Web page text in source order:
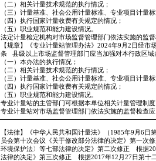
（二）相关计量技术规范的执行情况；
（三）计量基准、社会公用计量标准、专业项目计量
（四）执行国家计量收费有关规定的情况；
（五）职业规范和能力建设情况。
法定计量检定机构对市场监督管理部门依法实施的监
【规章】《专业计量站管理办法》2024年9月2日经
条
县级以上市场监督管理部门应当加强对本行政区
（一）本办法的执行情况；
（二）相关计量技术规范的执行情况；
（三）计量基准、社会公用计量标准、专业项目计量
（四）执行国家计量收费有关规定的情况；
（五）职业规范和能力建设情况。
专业计量站的主管部门可根据本单位相关计量管理制
专业计量站对市场监督管理部门依法实施的监督检查
【法律】《中华人民共和国计量法》（1985年9月6
员会第十次会议《关于修改部分法律的决定》第一次
环境保护法〉等七部法律的决定》第二次修正 根据
法律的决定》第三次修正 根据2017年12月27日第十